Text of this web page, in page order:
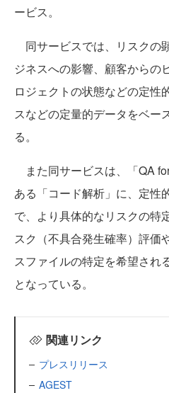
ービス。
同サービスでは、リスクの
ジネスへの影響、顧客からの
ロジェクトの状態などの定性
スなどの定量的データをベー
る。
また同サービスは、「QA
ある「コード解析」に、定性
で、より具体的なリスクの特
スク（不具合発生確率）評価
スファイルの特定を希望され
となっている。
関連リンク
プレスリリース
AGEST